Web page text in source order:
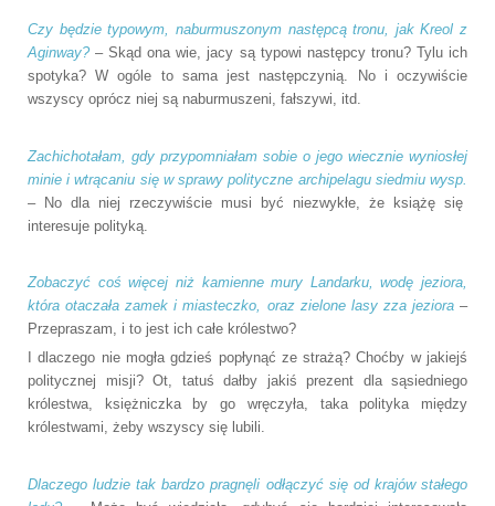
Czy będzie typowym, naburmuszonym następcą tronu, jak Kreol z
Aginway?– Skąd ona wie, jacy są typowi następcy tronu? Tylu ich
spotyka? W ogóle to sama jest następczynią. No i oczywiście
wszyscy oprócz niej są naburmuszeni, fałszywi, itd.
Zachichotałam, gdy przypomniałam sobie o jego wiecznie wyniosłej
minie i wtrącaniu się w sprawy polityczne archipelagu siedmiu wysp.
– No dla niej rzeczywiście musi być niezwykłe, że książę się
interesuje polityką.
Zobaczyć coś więcej niż kamienne mury Landarku, wodę jeziora,
która otaczała zamek i miasteczko, oraz zielone lasy zza jeziora –
Przepraszam, i to jest ich całe królestwo?
I dlaczego nie mogła gdzieś popłynąć ze strażą? Choćby w jakiejś
politycznej misji? Ot, tatuś dałby jakiś prezent dla sąsiedniego
królestwa, księżniczka by go wręczyła, taka polityka między
królestwami, żeby wszyscy się lubili.
Dlaczego ludzie tak bardzo pragnęli odłączyć się od krajów stałego